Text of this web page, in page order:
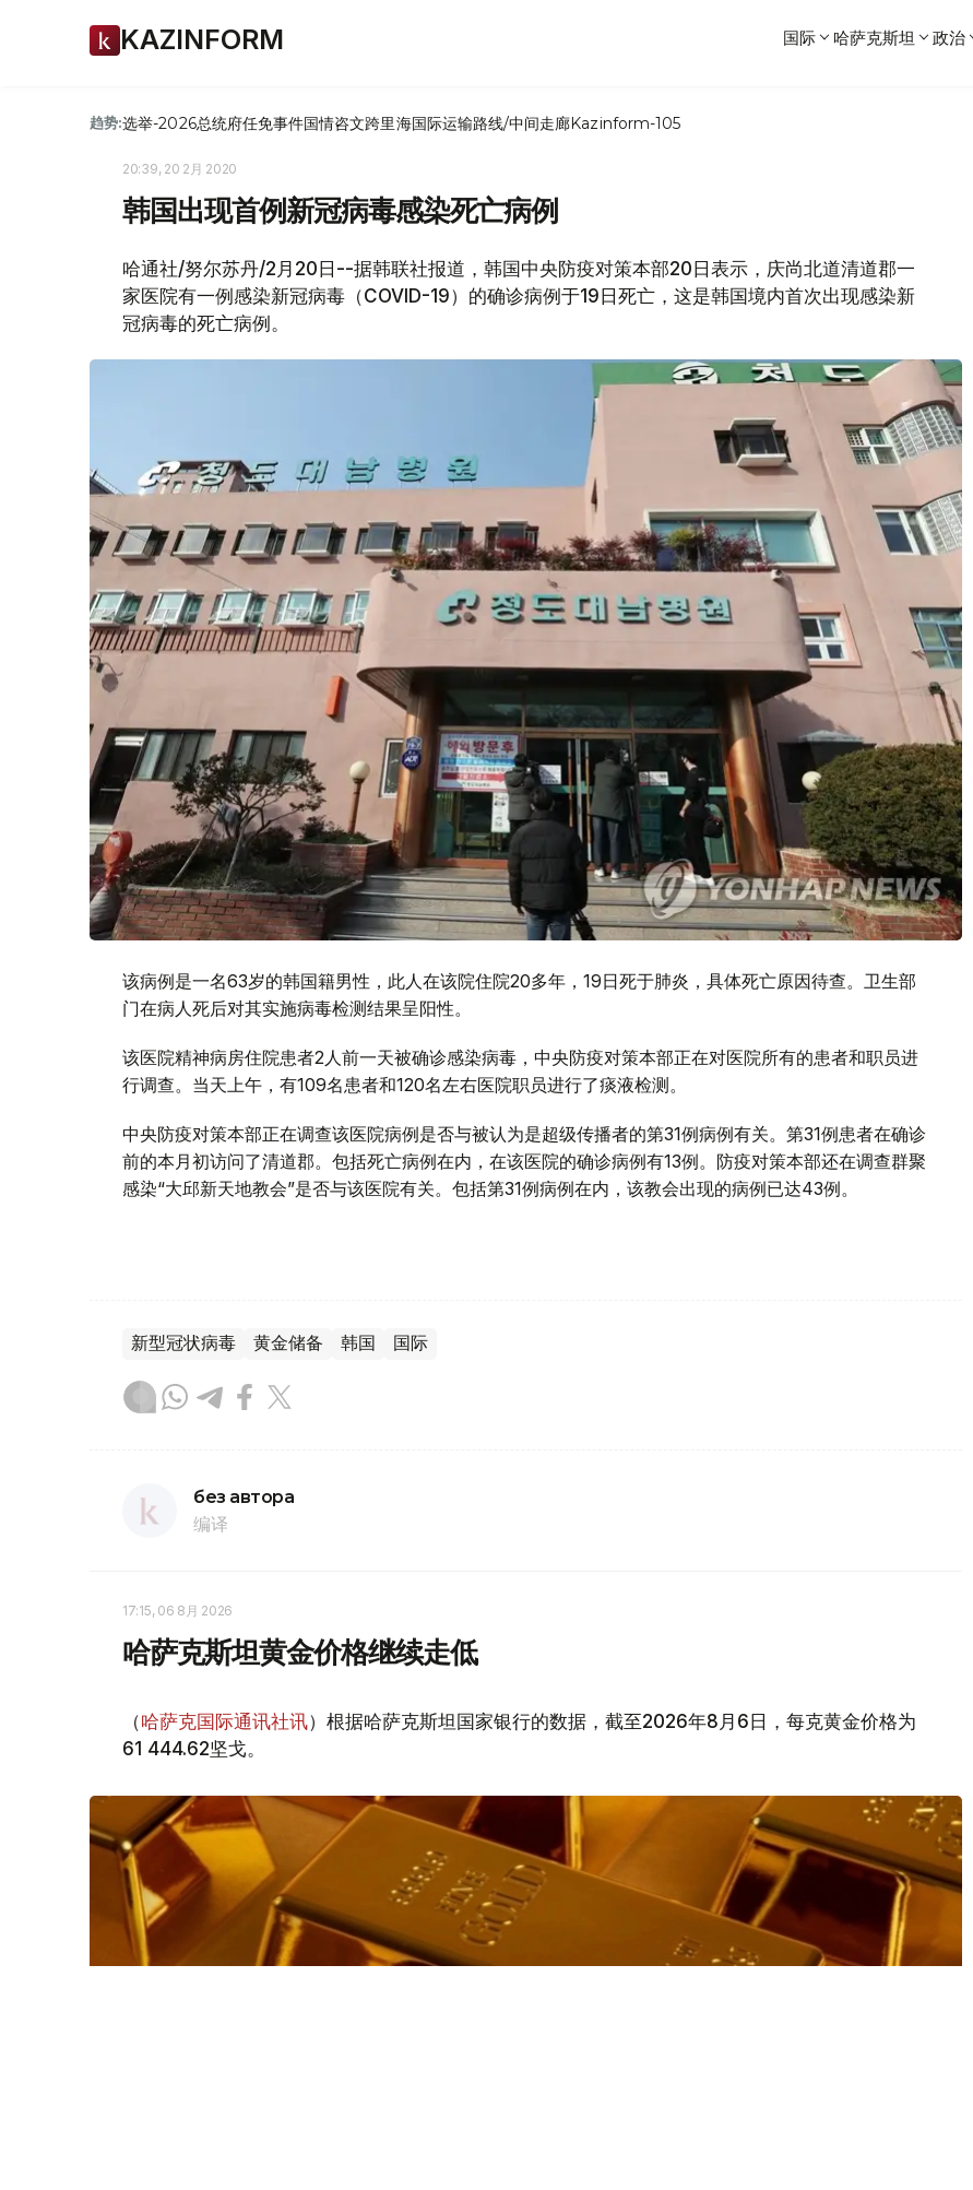
KAZINFORM 国际 哈萨克斯坦 政治
趋势:选举-2026总统府任免事件国情咨文跨里海国际运输路线/中间走廊Kazinform-105
20:39, 20 2月 2020
韩国出现首例新冠病毒感染死亡病例
哈通社/努尔苏丹/2月20日--据韩联社报道，韩国中央防疫对策本部20日表示，庆尚北道清道郡一
家医院有一例感染新冠病毒（COVID-19）的确诊病例于19日死亡，这是韩国境内首次出现感染新
冠病毒的死亡病例。
该病例是一名63岁的韩国籍男性，此人在该院住院20多年，19日死于肺炎，具体死亡原因待查。卫生部
门在病人死后对其实施病毒检测结果呈阳性。
该医院精神病房住院患者2人前一天被确诊感染病毒，中央防疫对策本部正在对医院所有的患者和职员进
行调查。当天上午，有109名患者和120名左右医院职员进行了痰液检测。
中央防疫对策本部正在调查该医院病例是否与被认为是超级传播者的第31例病例有关。第31例患者在确诊
前的本月初访问了清道郡。包括死亡病例在内，在该医院的确诊病例有13例。防疫对策本部还在调查群聚
感染“大邱新天地教会”是否与该医院有关。包括第31例病例在内，该教会出现的病例已达43例。
新型冠状病毒 黄金储备 韩国 国际
без автора
编译
17:15, 06 8月 2026
哈萨克斯坦黄金价格继续走低
（哈萨克国际通讯社讯）根据哈萨克斯坦国家银行的数据，截至2026年8月6日，每克黄金价格为
61 444.62坚戈。